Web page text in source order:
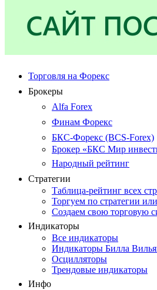
Торговля на Форекс
Брокеры
Alfa Forex
Финам Форекс
БКС-Форекс (BCS-Forex)
Брокер «БКС Мир
Народный рейтинг
Стратегии
Таблица-рейтинг всех
Торгуем по стратегии
Создаем свою торговую
Индикаторы
Все индикаторы
Индикаторы Билла
Осцилляторы
Трендовые индикаторы
Инфо